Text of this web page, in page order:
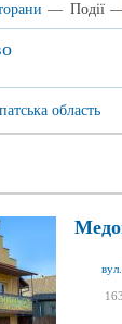
— Події
область